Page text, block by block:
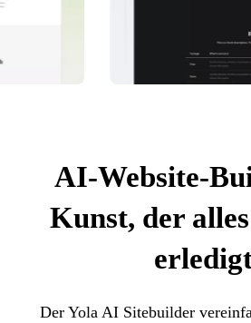
AI-Website-
Kunst, der
Der Yola AI Sitebuilder